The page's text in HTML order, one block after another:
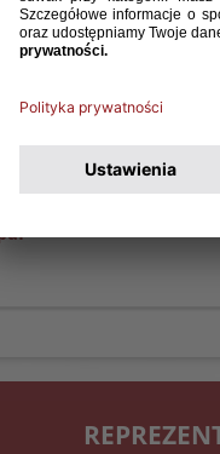
obsadę